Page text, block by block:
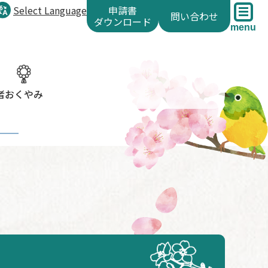
Select Language 申請書
ダウンロード 問い合わせ
menu
おくやみ